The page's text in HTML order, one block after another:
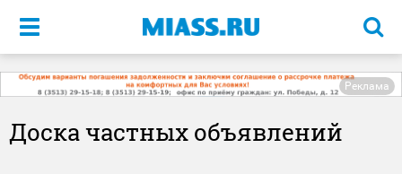
Меню
Реклама
Доска частных объявлений